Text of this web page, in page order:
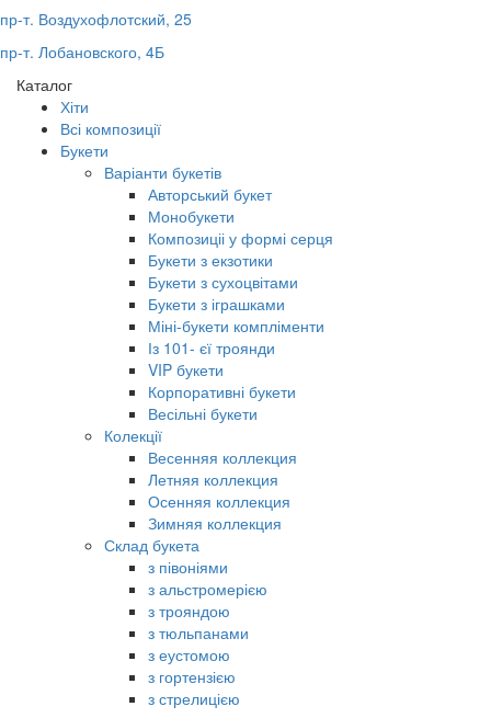
пр-т. Воздухофлотский, 25
пр-т. Лобановского, 4Б
Каталог
Хіти
Всі композиції
Букети
Варіанти букетів
Авторський букет
Монобукети
Композиціі у формі серця
Букети з екзотики
Букети з сухоцвітами
Букети з іграшками
Міні-букети компліменти
Із 101- єї троянди
VIP букети
Корпоративні букети
Весільні букети
Колекції
Весенняя коллекция
Летняя коллекция
Осенняя коллекция
Зимняя коллекция
Склад букета
з півоніями
з альстромерією
з трояндою
з тюльпанами
з еустомою
з гортензією
з стрелицією